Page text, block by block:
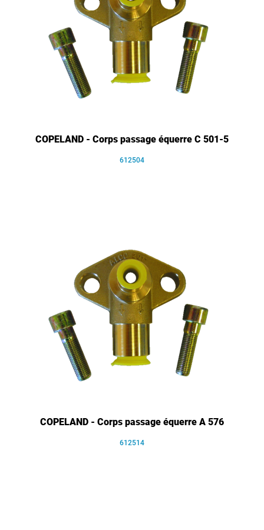
COPELAND - Corps passage équerre C 501-5
612504
COPELAND - Corps passage équerre A 576
612514